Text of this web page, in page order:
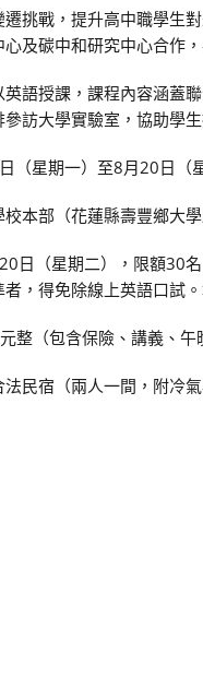
挑戰，提升高中職學生
及碳中和研究中心合作
語授課，課程內容涵蓋
訪大學實驗室，協助學
（星期一）至8月20日（
本部（花蓮縣壽豐鄉大
日（星期二），限額30
，得免除線上英語口試
整（包含保險、講義、
民宿（兩人一間，附冷